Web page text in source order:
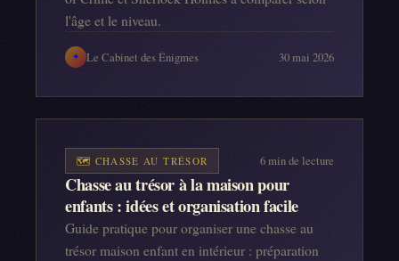
l'âge et le niveau.
✦ Le Cabinet des Énigmes 30 mai 2026
🗺️ CHASSE AU TRÉSOR 6min de lecture
Chasse au trésor à la maison pour
enfants : idées et organisation facile
Guide pratique pour organiser une chasse au
trésor maison enfant en intérieur : préparation